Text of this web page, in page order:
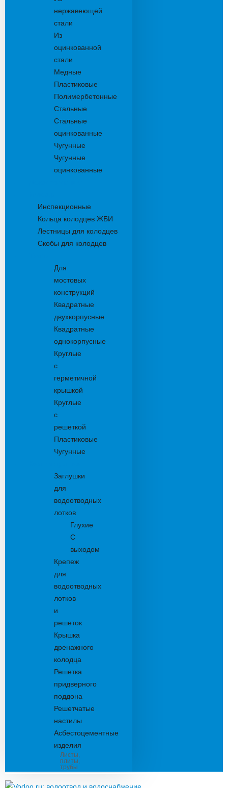
нержавеющей
стали
Из
оцинкованной
стали
Медные
Пластиковые
Полимербетонные
Стальные
Стальные
оцинкованные
Чугунные
Чугунные
оцинкованные
Инспекционные
Кольца колодцев ЖБИ
Лестницы для колодцев
Скобы для колодцев
Для
мостовых
конструкций
Квадратные
двухкорпусные
Квадратные
однокорпусные
Круглые
с
герметичной
крышкой
Круглые
с
решеткой
Пластиковые
Чугунные
Заглушки
для
водоотводных
лотков
Глухие
С
выходом
Крепеж
для
водоотводных
лотков
и
решеток
Крышка
дренажного
колодца
Решетка
придверного
поддона
Решетчатые
настилы
Асбестоцементные
изделия
Листы,
плиты,
трубы